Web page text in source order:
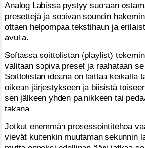
Analog Labissa pystyy suoraan
presettejä ja sopivan soundin
ottaen helpompaa tekstihaun ja
avulla.
Softassa soittolistan (playlist)
valitaan sopiva preset ja raahataan
Soittolistan ideana on laittaa keikalla
oikean järjestykseen ja biisistä
sen jälkeen yhden painikkeen tai
takana.
Jotkut enemmän prosessointitehoa
vievät kuitenkin muutaman sekunnin